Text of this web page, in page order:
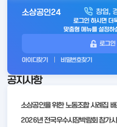
아
전
소상공인24 창업,
로그인 하시면 더
맞춤형 메뉴를 설정하
로그인
아이디찾기 비밀번호찾기
공지사항
소상공인을 위한 노동조합 사례집